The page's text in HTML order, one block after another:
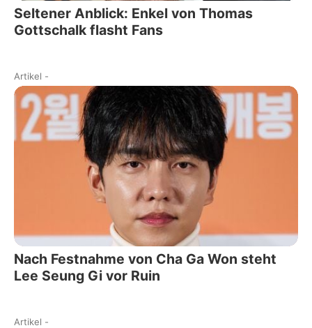
Seltener Anblick: Enkel von Thomas
Gottschalk flasht Fans
Artikel -
Nach Festnahme von Cha Ga Won steht
Lee Seung Gi vor Ruin
Artikel -